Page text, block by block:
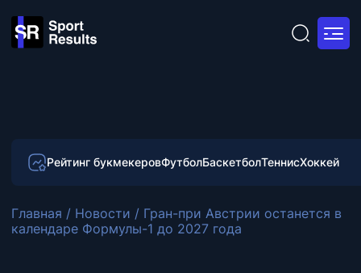
Рейтинг букмекеровФутболБаскетболТеннисХоккей
Главная / Новости / Гран-при Австрии останется в
календаре Формулы-1 до 2027 года